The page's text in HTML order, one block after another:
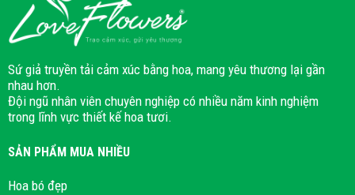
Sứ giả truyền tải cảm xúc bằng hoa, mang yêu thương lại gần
nhau hơn.
Đội ngũ nhân viên chuyên nghiệp có nhiều năm kinh nghiệm
trong lĩnh vực thiết kế hoa tươi.
SẢN PHẨM MUA NHIỀU
Hoa bó đẹp